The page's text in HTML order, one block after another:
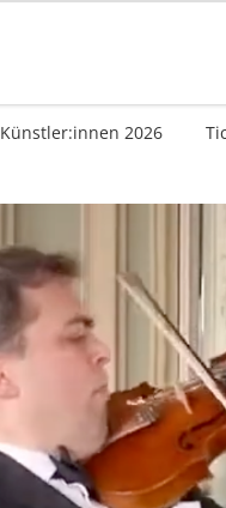
Künstler:innen 2026